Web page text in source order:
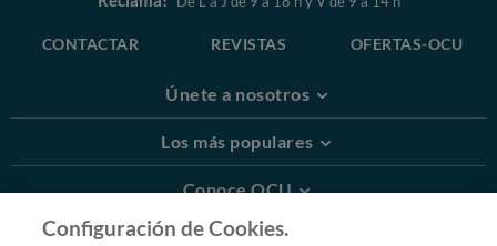
CONTACTAR REVISTAS OFERTAS-OCU
Únete a nosotros
Los más populares
Conoce OCU
Más Información
Configuración de Cookies.